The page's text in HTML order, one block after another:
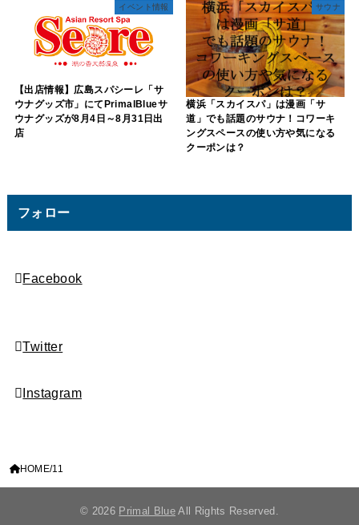
イベント情報
【出店情報】広島スパシーレ「サ
ウナグッズ市」にてPrimalBlueサ
ウナグッズが8月4日～8月31日出
店
サウナ
横浜「スカイスパ」は漫画「サ
道」でも話題のサウナ！コワーキ
ングスペースの使い方や気になる
クーポンは？
フォロー
Facebook
Twitter
Instagram
HOME 11
© 2026 Primal Blue All Rights Reserved.